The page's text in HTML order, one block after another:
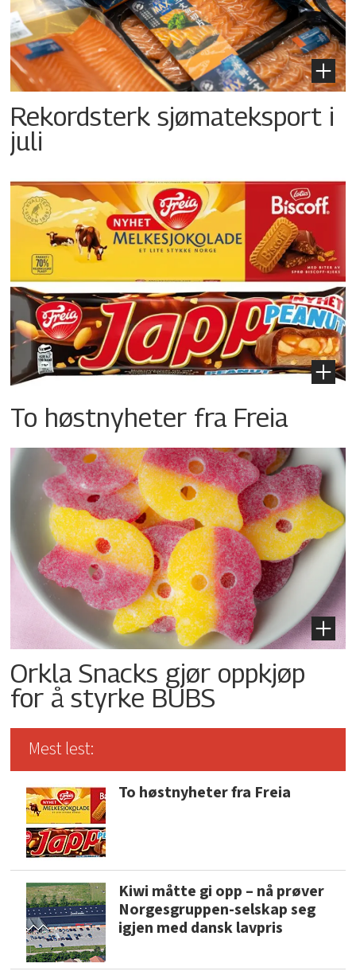
Rekordsterk sjømateksport i
juli
To høstnyheter fra Freia
Orkla Snacks gjør oppkjøp
for å styrke BUBS
Mest lest:
To høstnyheter fra Freia
Kiwi måtte gi opp – nå prøver
Norgesgruppen-selskap seg
igjen med dansk lavpris